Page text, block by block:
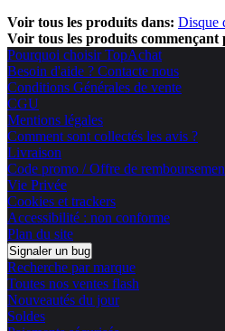
Voir tous les produits dans: Disque
Voir tous les produits commençant
Pourquoi choisir TopAchat
Besoin d'aide ? Contacte nous
Conditions Générales de vente
CGU
Mentions légales
Comment sont collectés les avis ?
Livraison
Code promo / Offre de
Vie Privée
Cookies et trackers
Accessibilité : non conforme
Plan du site
Signaler un bug
Recherche par marque
Toutes nos ventes flash
Nouveautés du jour
Soldes